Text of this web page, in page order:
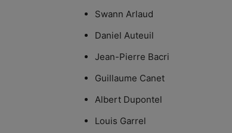
Swann Arlaud
Daniel Auteuil
Jean-Pierre Bacri
Guillaume Canet
Albert Dupontel
Louis Garrel